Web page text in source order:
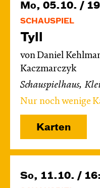
Mo, 05.10. /
SCHAUSPIEL
Tyll
von Daniel
Kaczmarczyk
Schauspielhaus,
Nur noch wenige
Karten
So, 11.10. /